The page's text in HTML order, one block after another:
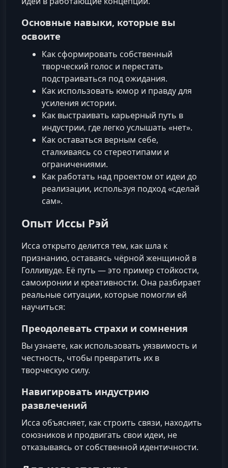
Основные навыки, которые вы
освоите
Как сформировать собственный
творческий голос и перестать
подстраиваться под ожидания.
Как использовать юмор и правду для
усиления истории.
Как выстраивать карьерный путь в
индустрии, где легко услышать «нет».
Как оставаться верным себе,
сталкиваясь со стереотипами и
ограничениями.
Как работать над проектом от идеи до
реализации, используя подход «сделай
сам».
Опыт Иссы Рэй
Исса открыто делится тем, как шла к
признанию, оставаясь чёрной женщиной в
Голливуде. Её путь — это пример стойкости,
самоиронии и креативности. Она разбирает
реальные ситуации, которые помогли ей
научиться:
Преодолевать страхи и сомнения
Вы узнаете, как использовать уязвимость и
честность, чтобы превратить их в
творческую силу.
Навигировать индустрию
развлечений
Исса объясняет, как строить связи, находить
союзников и продвигать свои идеи, не
отказываясь от собственной идентичности.